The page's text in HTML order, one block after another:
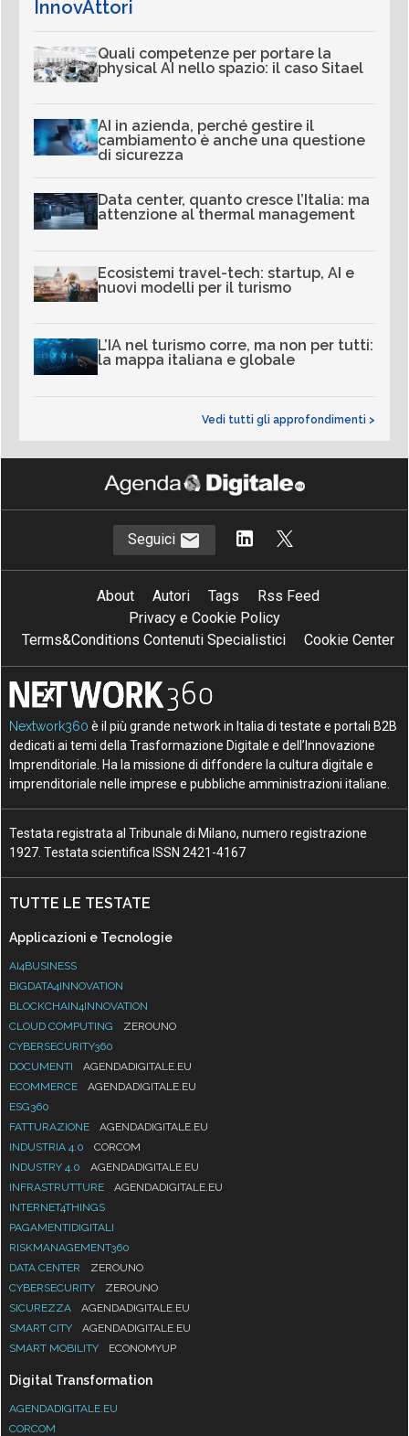
InnovAttori
Quali competenze per portare la
physical AI nello spazio: il caso Sitael
AI in azienda, perché gestire il
cambiamento è anche una questione
di sicurezza
Data center, quanto cresce l’Italia: ma
attenzione al thermal management
Ecosistemi travel-tech: startup, AI e
nuovi modelli per il turismo
L’IA nel turismo corre, ma non per tutti:
la mappa italiana e globale
Vedi tutti gli approfondimenti >
Seguici
About Autori Tags
Rss Feed
Privacy e Cookie Policy
Terms&Conditions Contenuti Specialistici
Cookie Center
Nextwork360 è il più grande network in Italia di testate e portali B2B
dedicati ai temi della Trasformazione Digitale e dell’Innovazione
Imprenditoriale. Ha la missione di diffondere la cultura digitale e
imprenditoriale nelle imprese e pubbliche amministrazioni italiane.
Testata registrata al Tribunale di Milano, numero registrazione
1927. Testata scientifica ISSN 2421-4167
TUTTE LE TESTATE
Applicazioni e Tecnologie
AI4BUSINESS
BIGDATA4INNOVATION
BLOCKCHAIN4INNOVATION
CLOUD COMPUTING
ZEROUNO
CYBERSECURITY360
DOCUMENTI
AGENDADIGITALE.EU
ECOMMERCE
AGENDADIGITALE.EU
ESG360
FATTURAZIONE
AGENDADIGITALE.EU
INDUSTRIA 4.0
CORCOM
INDUSTRY 4.0
AGENDADIGITALE.EU
INFRASTRUTTURE
AGENDADIGITALE.EU
INTERNET4THINGS
PAGAMENTIDIGITALI
RISKMANAGEMENT360
DATA CENTER
ZEROUNO
CYBERSECURITY
ZEROUNO
SICUREZZA
AGENDADIGITALE.EU
SMART CITY
AGENDADIGITALE.EU
SMART MOBILITY
ECONOMYUP
Digital Transformation
AGENDADIGITALE.EU
CORCOM